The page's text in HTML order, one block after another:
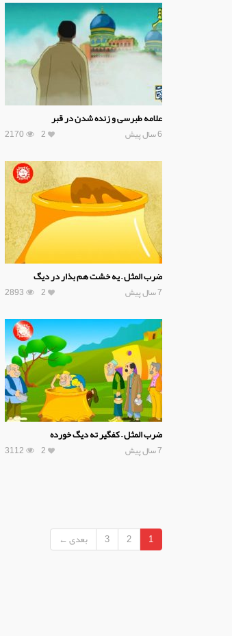
علامه طبرسی و زنده شدن در قبر
6 سال پیش 2170 2
ضرب المثل – یه خشت هم بذار در دیگ
7 سال پیش 2893 2
ضرب المثل – کفگیر ته دیگ خورده
7 سال پیش 3112 2
1
2
3 بعدی ←